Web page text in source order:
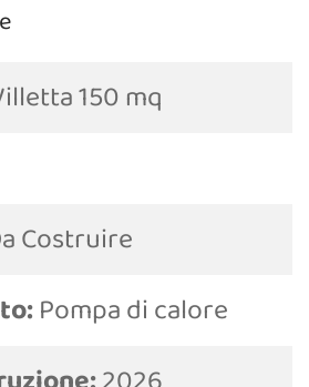
150 mq
Costruire
Pompa di calore